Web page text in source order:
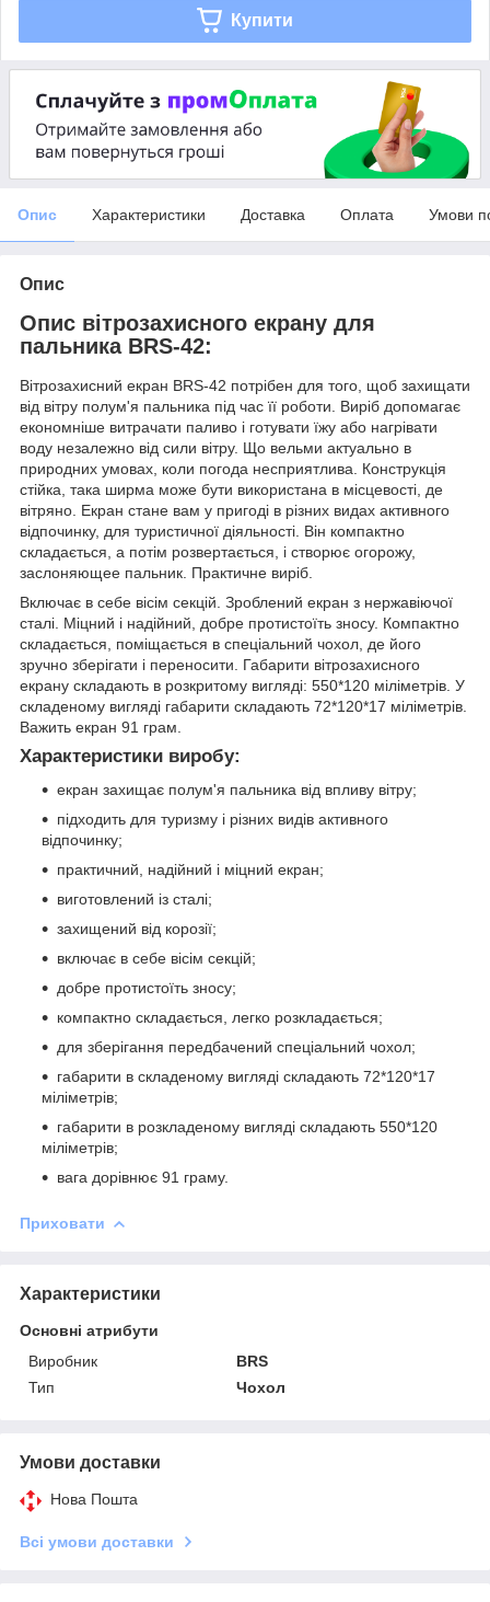
Купити
Опис Характеристики Доставка Оплата Умови
Опис
Опис вітрозахисного екрану для
пальника BRS-42:
Вітрозахисний екран BRS-42 потрібен для того, щоб захищати
від вітру полум'я пальника під час її роботи. Виріб допомагає
економніше витрачати паливо і готувати їжу або нагрівати
воду незалежно від сили вітру. Що вельми актуально в
природних умовах, коли погода несприятлива. Конструкція
стійка, така ширма може бути використана в місцевості, де
вітряно. Екран стане вам у пригоді в різних видах активного
відпочинку, для туристичної діяльності. Він компактно
складається, а потім розвертається, і створює огорожу,
заслоняющее пальник. Практичне виріб.
Включає в себе вісім секцій. Зроблений екран з нержавіючої
сталі. Міцний і надійний, добре протистоїть зносу. Компактно
складається, поміщається в спеціальний чохол, де його
зручно зберігати і переносити. Габарити вітрозахисного
екрану складають в розкритому вигляді: 550*120 міліметрів. У
складеному вигляді габарити складають 72*120*17 міліметрів.
Важить екран 91 грам.
Характеристики виробу:
екран захищає полум'я пальника від впливу вітру;
підходить для туризму і різних видів активного
відпочинку;
практичний, надійний і міцний екран;
виготовлений із сталі;
захищений від корозії;
включає в себе вісім секцій;
добре протистоїть зносу;
компактно складається, легко розкладається;
для зберігання передбачений спеціальний чохол;
габарити в складеному вигляді складають 72*120*17
міліметрів;
габарити в розкладеному вигляді складають 550*120
міліметрів;
вага дорівнює 91 граму.
Приховати
Характеристики
Основні атрибути
Виробник
BRS
Тип
Чохол
Умови доставки
Нова Пошта
Всі умови доставки